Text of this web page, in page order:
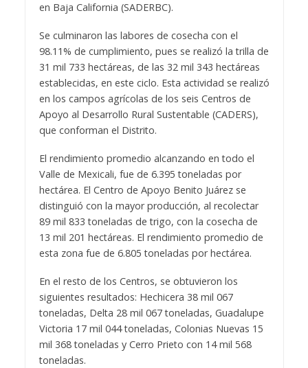
en Baja California (SADERBC).
Se culminaron las labores de cosecha con el
98.11% de cumplimiento, pues se realizó la trilla de
31 mil 733 hectáreas, de las 32 mil 343 hectáreas
establecidas, en este ciclo. Esta actividad se realizó
en los campos agrícolas de los seis Centros de
Apoyo al Desarrollo Rural Sustentable (CADERS),
que conforman el Distrito.
El rendimiento promedio alcanzando en todo el
Valle de Mexicali, fue de 6.395 toneladas por
hectárea. El Centro de Apoyo Benito Juárez se
distinguió con la mayor producción, al recolectar
89 mil 833 toneladas de trigo, con la cosecha de
13 mil 201 hectáreas. El rendimiento promedio de
esta zona fue de 6.805 toneladas por hectárea.
En el resto de los Centros, se obtuvieron los
siguientes resultados: Hechicera 38 mil 067
toneladas, Delta 28 mil 067 toneladas, Guadalupe
Victoria 17 mil 044 toneladas, Colonias Nuevas 15
mil 368 toneladas y Cerro Prieto con 14 mil 568
toneladas.